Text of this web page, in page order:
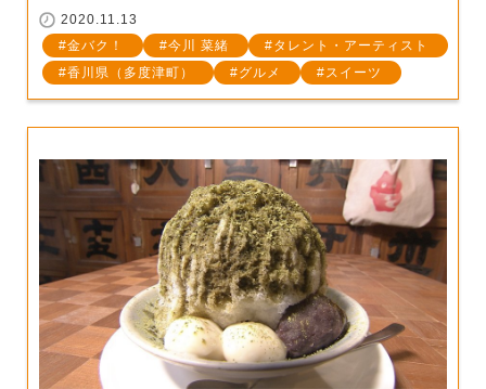
2020.11.13
金バク！
今川 菜緒
タレント・アーティスト
香川県（多度津町）
グルメ スイーツ